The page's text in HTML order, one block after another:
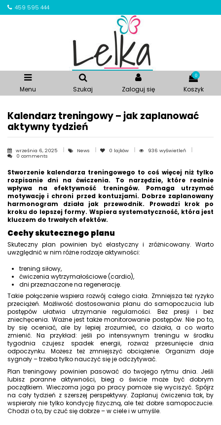
459 595 444
Menu Szukaj Zaloguj się
0
Koszyk
Kalendarz treningowy – jak zaplanować
aktywny tydzień
września 6, 2025 News 0 lajków
936 wyświetleń
0 comments
Stworzenie kalendarza treningowego to coś więcej niż tylko
rozpisanie dni na ćwiczenia. To narzędzie, które realnie
wpływa na efektywność treningów. Pomaga utrzymać
motywację i chroni przed kontuzjami. Dobrze zaplanowany
harmonogram działa jak przewodnik. Prowadzi krok po
kroku do lepszej formy. Wspiera systematyczność, która jest
kluczem do trwałych efektów.
Cechy skutecznego planu
Skuteczny plan powinien być elastyczny i zróżnicowany. Warto
uwzględnić w nim różne rodzaje aktywności:
trening siłowy,
ćwiczenia wytrzymałościowe (cardio),
dni przeznaczone na regenerację.
Takie połączenie wspiera rozwój całego ciała. Zmniejsza też ryzyko
przeciążeń. Możliwość dostosowania planu do samopoczucia lub
postępów ułatwia utrzymanie regularności. Bez presji i bez
zniechęcenia. Ważne jest także monitorowanie postępów. Nie po to,
by się oceniać, ale by lepiej zrozumieć, co działa, a co warto
zmienić. Na przykład: jeśli po intensywnym treningu w środku
tygodnia czujesz spadek energii, rozważ przesunięcie dnia
odpoczynku. Możesz też zmniejszyć obciążenie. Organizm daje
sygnały – trzeba tylko nauczyć się je odczytywać.
Plan treningowy powinien pasować do twojego rytmu dnia. Jeśli
lubisz poranne aktywności, bieg o świcie może być dobrym
początkiem. Wieczorna joga po pracy pomoże się wyciszyć. Spójrz
na cały tydzień z szerszej perspektywy. Zaplanuj ćwiczenia tak, by
wspierały nie tylko kondycję fizyczną, ale też dobre samopoczucie.
Chodzi o to, by czuć się dobrze – w ciele i w umyśle.